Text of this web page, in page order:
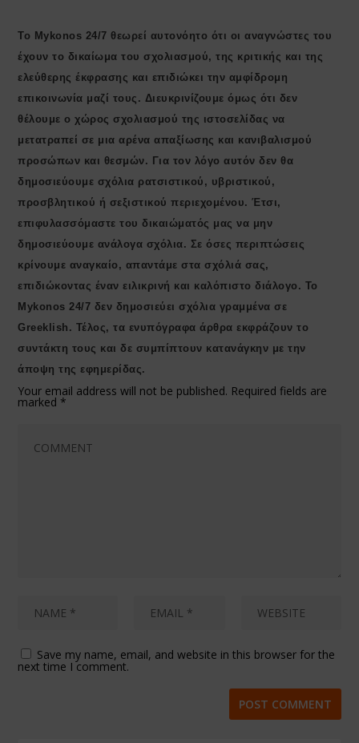
Το Mykonos 24/7 θεωρεί αυτονόητο ότι οι αναγνώστες του
έχουν το δικαίωμα του σχολιασμού, της κριτικής και της
ελεύθερης έκφρασης και επιδιώκει την αμφίδρομη
επικοινωνία μαζί τους. Διευκρινίζουμε όμως ότι δεν
θέλουμε ο χώρος σχολιασμού της ιστοσελίδας να
μετατραπεί σε μια αρένα απαξίωσης και κανιβαλισμού
προσώπων και θεσμών. Για τον λόγο αυτόν δεν θα
δημοσιεύουμε σχόλια ρατσιστικού, υβριστικού,
προσβλητικού ή σεξιστικού περιεχομένου. Έτσι,
επιφυλασσόμαστε του δικαιώματός μας να μην
δημοσιεύουμε ανάλογα σχόλια. Σε όσες περιπτώσεις
κρίνουμε αναγκαίο, απαντάμε στα σχόλιά σας,
επιδιώκοντας έναν ειλικρινή και καλόπιστο διάλογο. Το
Μykonos 24/7 δεν δημοσιεύει σχόλια γραμμένα σε
Greeklish. Τέλος, τα ενυπόγραφα άρθρα εκφράζουν το
συντάκτη τους και δε συμπίπτουν κατανάγκην με την
άποψη της εφημερίδας.
Your email address will not be published. Required fields are
marked *
Save my name, email, and website in this browser for the
next time I comment.